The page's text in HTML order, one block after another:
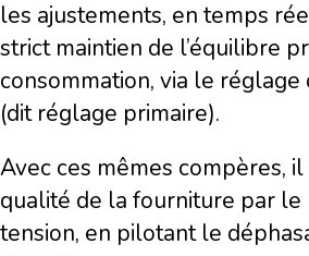
les ajustements, en temps
strict maintien de l’équilibre
consommation, via le
(dit réglage primaire).
Avec ces mêmes compères,
qualité de la fourniture par le
tension, en pilotant le